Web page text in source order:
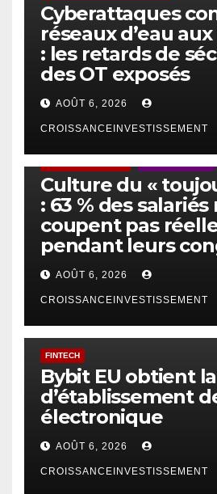
Cyberattaques
réseaux d’eau
: les retards de
des OT exposés
AOÛT 6, 2026
CROISSANCEINVESTISSEMENT
Culture du «
: 63 % des salariés
coupent pas
pendant leurs
AOÛT 6, 2026
CROISSANCEINVESTISSEMENT
FINTECH
Bybit EU obtient
d’établissement
électronique
AOÛT 6, 2026
CROISSANCEINVESTISSEMENT